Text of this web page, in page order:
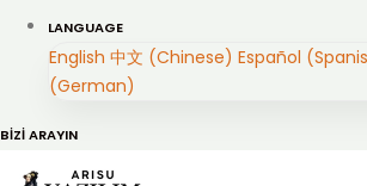
LANGUAGE
English 中文 (Chinese) Español
(German)
BİZİ ARAYIN